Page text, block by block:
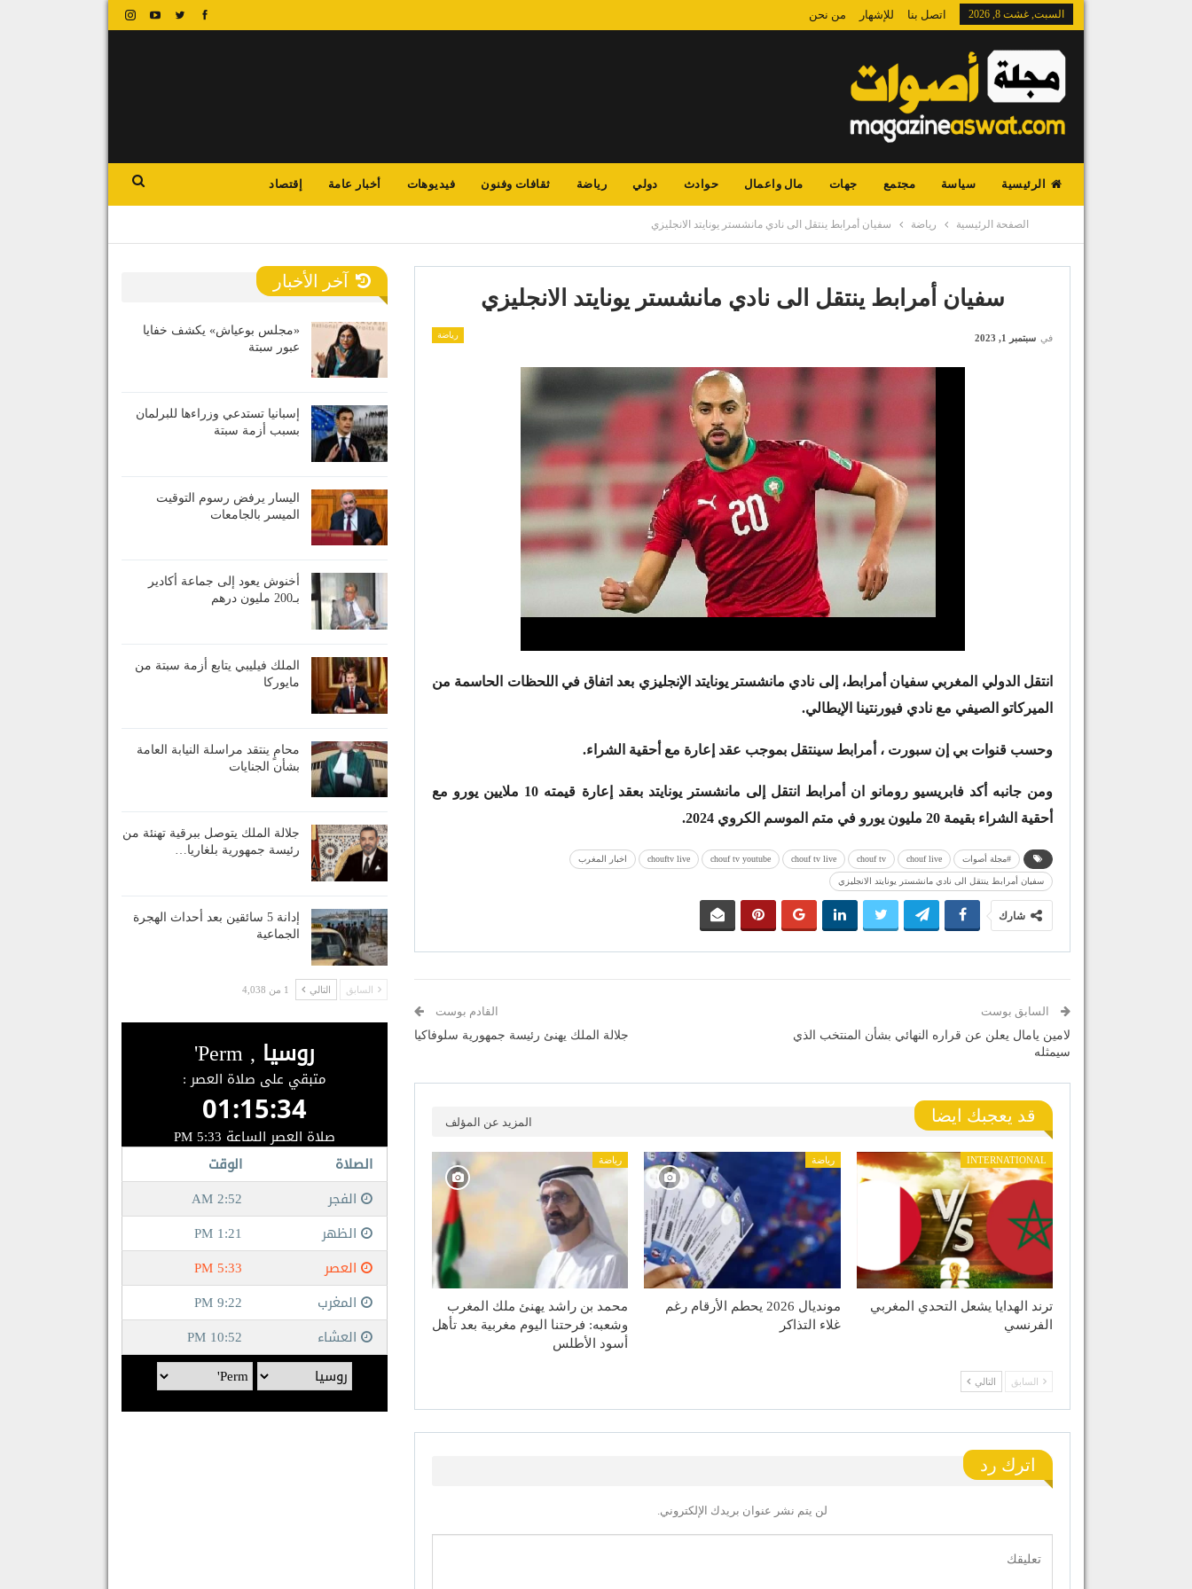
السبت, غشت 8, 2026 اتصل بنا للإشهار من نحن
الرئيسية سياسة مجتمع جهات مال واعمال حوادث دولي رياضة ثقافات وفنون فيديوهات أخبار عامة إقتصاد
الصفحة الرئيسية رياضة سفيان أمرابط ينتقل الى نادي مانشستر يونايتد الانجليزي
سفيان أمرابط ينتقل الى نادي مانشستر يونايتد الانجليزي
رياضة في سبتمبر 1, 2023
انتقل الدولي المغربي سفيان أمرابط، إلى نادي مانشستر يونايتد الإنجليزي بعد اتفاق في اللحظات الحاسمة من
الميركاتو الصيفي مع نادي فيورنتينا الإيطالي.
وحسب قنوات بي إن سبورت ، أمرابط سينتقل بموجب عقد إعارة مع أحقية الشراء.
ومن جانبه أكد فابريسيو رومانو ان أمرابط انتقل إلى مانشستر يونايتد بعقد إعارة قيمته 10 ملايين يورو مع
أحقية الشراء بقيمة 20 مليون يورو في متم الموسم الكروي 2024.
#مجلة أصوات chouf live
chouf tv
chouf tv live
chouf tv youtube
chouftv live اخبار المغرب
سفيان أمرابط ينتقل الى نادي مانشستر يونايتد الانجليزي
شارك
السابق بوست
لامين يامال يعلن عن قراره النهائي بشأن المنتخب الذي
سيمثله
القادم بوست
جلالة الملك يهنئ رئيسة جمهورية سلوفاكيا
قد يعجبك ايضا المزيد عن المؤلف
INTERNATIONAL
ترند الهدايا يشعل التحدي المغربي
الفرنسي
رياضة
مونديال 2026 يحطم الأرقام رغم
غلاء التذاكر
رياضة
محمد بن راشد يهنئ ملك المغرب
وشعبه: فرحتنا اليوم مغربية بعد تأهل
أسود الأطلس
السابق التالي
اترك رد
لن يتم نشر عنوان بريدك الإلكتروني.
آخر الأخبار
«مجلس بوعياش» يكشف خفايا
عبور سبتة
إسبانيا تستدعي وزراءها للبرلمان
بسبب أزمة سبتة
اليسار يرفض رسوم التوقيت
الميسر بالجامعات
أخنوش يعود إلى جماعة أكادير
بـ200 مليون درهم
الملك فيليبي يتابع أزمة سبتة من
مايوركا
محامٍ ينتقد مراسلة النيابة العامة
بشأن الجنايات
جلالة الملك يتوصل ببرقية تهنئة من
رئيسة جمهورية بلغاريا…
إدانة 5 سائقين بعد أحداث الهجرة
الجماعية
السابق التالي 1 من 4,038